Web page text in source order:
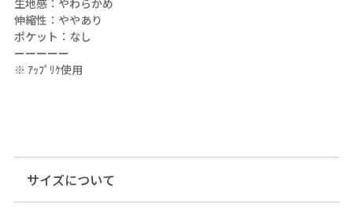
伸縮性：ややあり
ポケット：なし
ーーーーー
※ ｱｯﾌﾟﾘｹ使用
サイズについて